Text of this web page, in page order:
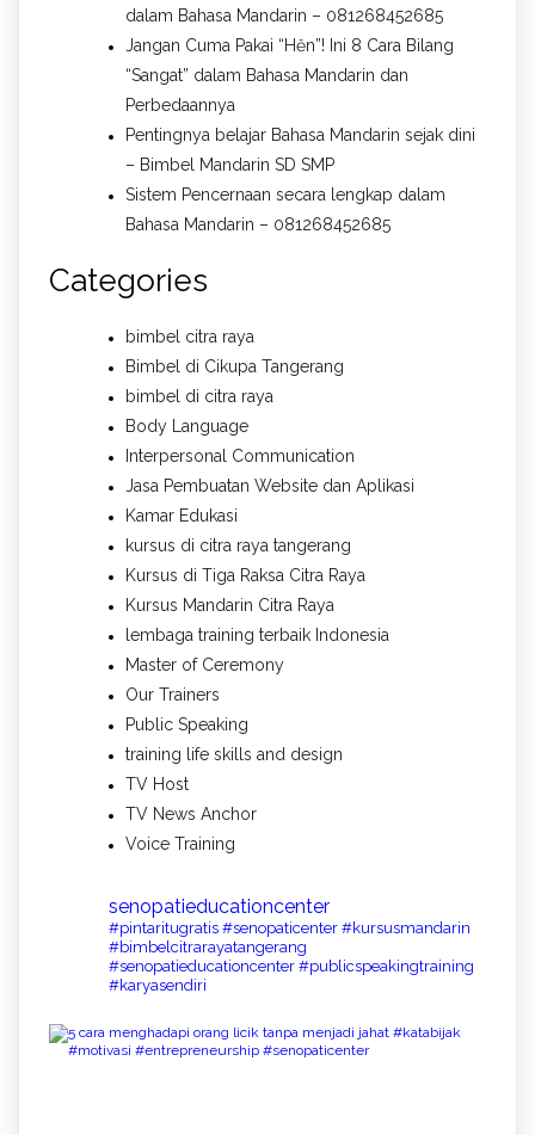
dalam Bahasa Mandarin – 081268452685
Jangan Cuma Pakai “Hěn”! Ini 8 Cara Bilang
“Sangat” dalam Bahasa Mandarin dan
Perbedaannya
Pentingnya belajar Bahasa Mandarin sejak dini
– Bimbel Mandarin SD SMP
Sistem Pencernaan secara lengkap dalam
Bahasa Mandarin – 081268452685
Categories
bimbel citra raya
Bimbel di Cikupa Tangerang
bimbel di citra raya
Body Language
Interpersonal Communication
Jasa Pembuatan Website dan Aplikasi
Kamar Edukasi
kursus di citra raya tangerang
Kursus di Tiga Raksa Citra Raya
Kursus Mandarin Citra Raya
lembaga training terbaik Indonesia
Master of Ceremony
Our Trainers
Public Speaking
training life skills and design
TV Host
TV News Anchor
Voice Training
senopatieducationcenter
#pintaritugratis #senopaticenter #kursusmandarin
#bimbelcitrarayatangerang
#senopatieducationcenter #publicspeakingtraining
#karyasendiri